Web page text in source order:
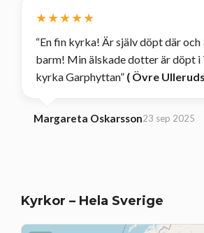
★★★★★
“En fin kyrka! Är själv döpt där och
barm! Min älskade dotter är döpt i
kyrka Garphyttan” ( Övre
Margareta Oskarsson23 sep 2025
Kyrkor – Hela Sverige